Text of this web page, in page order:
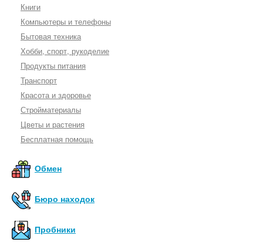
Книги
Компьютеры и телефоны
Бытовая техника
Хобби, спорт, рукоделие
Продукты питания
Транспорт
Красота и здоровье
Стройматериалы
Цветы и растения
Бесплатная помощь
Обмен
Бюро находок
Пробники